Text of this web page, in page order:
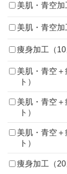
美肌・青空加
美肌・青空加
痩身加工（10
美肌・青空
ト）
美肌・青空
ト）
美肌・青空
ト）
痩身加工（20